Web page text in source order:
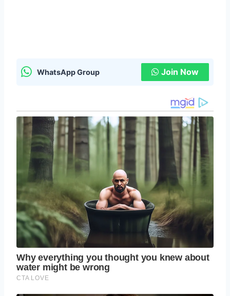
WhatsApp Group Join Now